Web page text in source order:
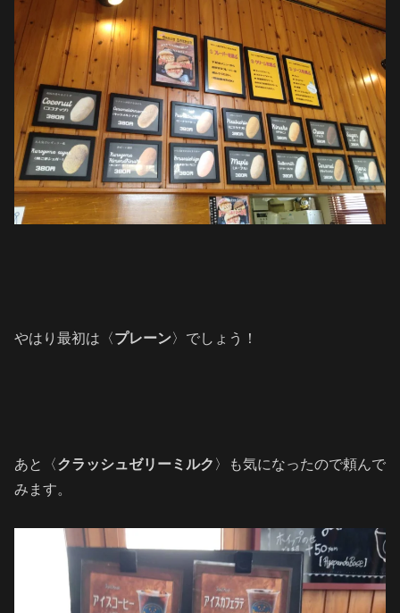
やはり最初は〈プレーン〉でしょう！
あと〈クラッシュゼリーミルク 〉も気になったので頼んで
みます。